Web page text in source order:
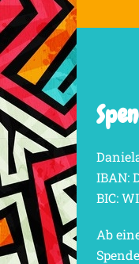
IBAN:
BIC:
Ab